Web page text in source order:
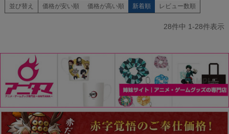
並び替え 価格が安い順 価格が高い順 新着順 レビュー数順
28件中 1-28件表示